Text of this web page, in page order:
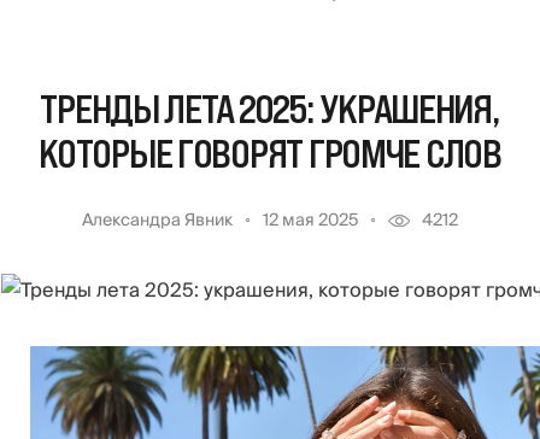
ТРЕНДЫ ЛЕТА 2025: УКРАШЕНИЯ,
КОТОРЫЕ ГОВОРЯТ ГРОМЧЕ СЛОВ
Александра Явник 12 мая 2025 4212